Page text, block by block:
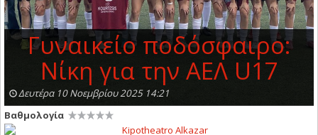
Γυναικείο ποδόσφαιρο:
Νίκη για την ΑΕΛ U17
Δευτέρα 10 Νοεμβρίου 2025 14:21
Βαθμολογία